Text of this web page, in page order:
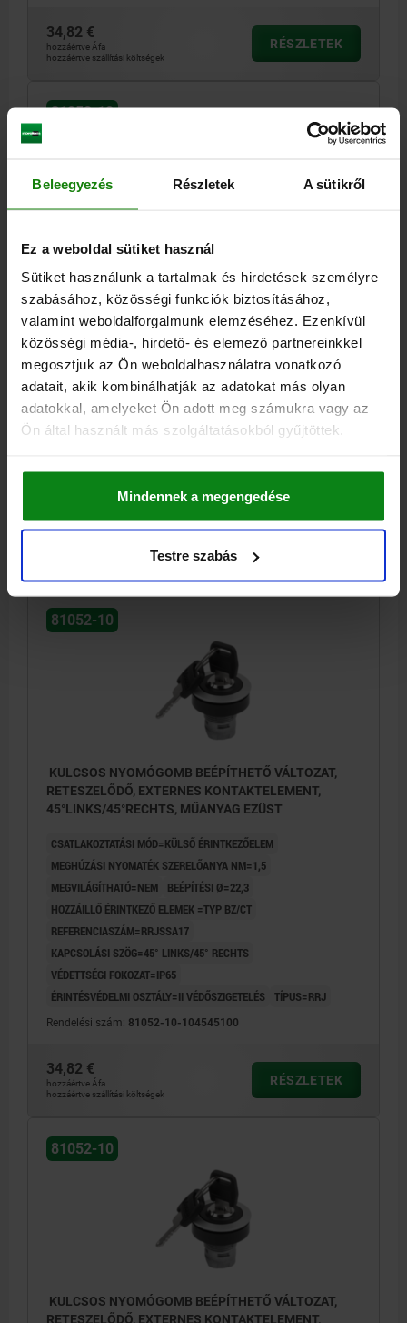
Beleegyezés Részletek A sütikről
Ez a weboldal sütiket használ
Sütiket használunk a tartalmak és hirdetések személyre
szabásához, közösségi funkciók biztosításához,
valamint weboldalforgalmunk elemzéséhez. Ezenkívül
közösségi média-, hirdető- és elemező partnereinkkel
megosztjuk az Ön weboldalhasználatra vonatkozó
adatait, akik kombinálhatják az adatokat más olyan
adatokkal, amelyeket Ön adott meg számukra vagy az
Ön által használt más szolgáltatásokból gyűjtöttek.
Mindennek a megengedése
Testre szabás
34,82 €
hozzáértve Áfa
hozzáértve szállítási költségek
RÉSZLETEK
81052-10
RETESZELŐDŐ, EXTERNES KONTAKTELEMENT,
90°RECHTS, MŰANYAG EZÜST
CSATLAKOZTATÁSI MÓD=KÜLSŐ ÉRINTKEZŐELEM
MEGHÚZÁSI NYOMATÉK SZERELŐANYA NM=1,5
MEGVILÁGÍTHATÓ=NEM
BEÉPÍTÉSI Ø=22,3
HOZZÁILLŐ ÉRINTKEZŐ ELEMEK =TYP BZ/CT
REFERENCIASZÁM=RRJSSA16
KAPCSOLÁSI SZÖG=90° RECHTS
Rendelési szám:81052-10-100090001
81052-10
KULCSOS NYOMÓGOMB BEÉPÍTHETŐ VÁLTOZAT,
RETESZELŐDŐ, EXTERNES KONTAKTELEMENT,
45°LINKS/45°RECHTS, MŰANYAG EZÜST
CSATLAKOZTATÁSI MÓD=KÜLSŐ ÉRINTKEZŐELEM
MEGHÚZÁSI NYOMATÉK SZERELŐANYA NM=1,5
MEGVILÁGÍTHATÓ=NEM
BEÉPÍTÉSI Ø=22,3
HOZZÁILLŐ ÉRINTKEZŐ ELEMEK =TYP BZ/CT
REFERENCIASZÁM=RRJSSA17
KAPCSOLÁSI SZÖG=45° LINKS/45° RECHTS
VÉDETTSÉGI FOKOZAT=IP65
ÉRINTÉSVÉDELMI OSZTÁLY=II VÉDŐSZIGETELÉS TÍPUS=RRJ
Rendelési szám: 81052-10-104545100
34,82 €
hozzáértve Áfa
hozzáértve szállítási költségek
RÉSZLETEK
81052-10
KULCSOS NYOMÓGOMB BEÉPÍTHETŐ VÁLTOZAT,
RETESZELŐDŐ, EXTERNES KONTAKTELEMENT,